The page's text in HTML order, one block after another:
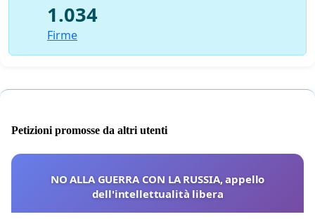
1.034
Firme
Petizioni promosse da altri utenti
NO ALLA GUERRA CON LA RUSSIA, appello
dell'intellettualità libera